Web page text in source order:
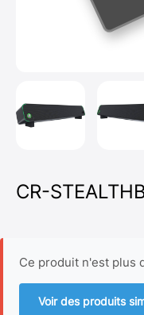
CR-
Ce produit n'est plus
Voir des produits